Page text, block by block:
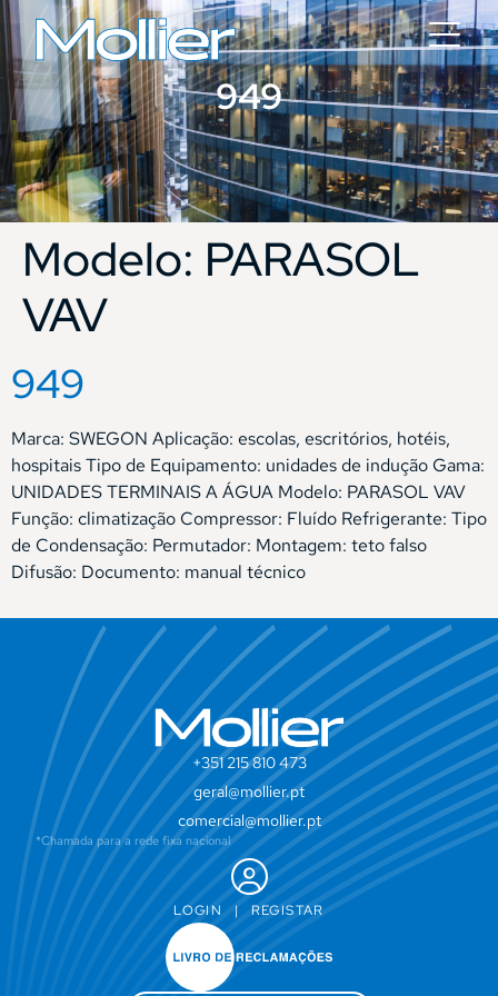
949
Modelo: PARASOL
VAV
949
Marca: SWEGON Aplicação: escolas, escritórios, hotéis,
hospitais Tipo de Equipamento: unidades de indução Gama:
UNIDADES TERMINAIS A ÁGUA Modelo: PARASOL VAV
Função: climatização Compressor: Fluído Refrigerante: Tipo
de Condensação: Permutador: Montagem: teto falso
Difusão: Documento: manual técnico
+351 215 810 473
geral@mollier.pt
comercial@mollier.pt
*Chamada para a rede fixa nacional
LOGIN | REGISTAR